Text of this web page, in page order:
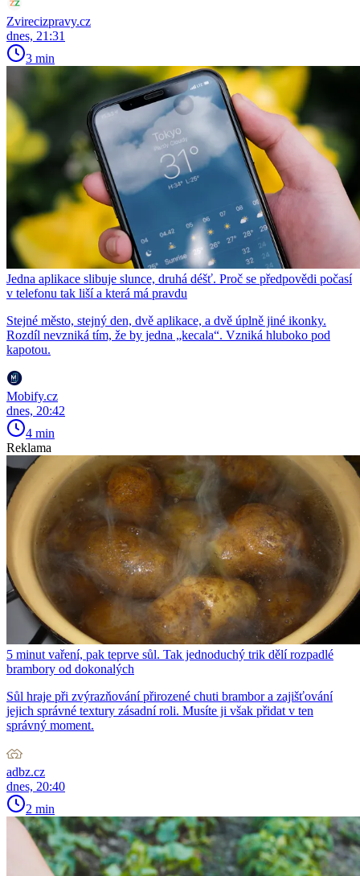
Zvirecizpravy.cz
dnes, 21:31
3 min
Jedna aplikace slibuje slunce, druhá déšť. Proč se předpovědi počasí
v telefonu tak liší a která má pravdu
Stejné město, stejný den, dvě aplikace, a dvě úplně jiné ikonky.
Rozdíl nevzniká tím, že by jedna „kecala“. Vzniká hluboko pod
kapotou.
Mobify.cz
dnes, 20:42
4 min
Reklama
5 minut vaření, pak teprve sůl. Tak jednoduchý trik dělí rozpadlé
brambory od dokonalých
Sůl hraje při zvýrazňování přirozené chuti brambor a zajišťování
jejich správné textury zásadní roli. Musíte ji však přidat v ten
správný moment.
adbz.cz
dnes, 20:40
2 min